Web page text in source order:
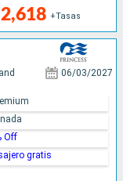
+Tasas
06/03/2027
Off
gratis